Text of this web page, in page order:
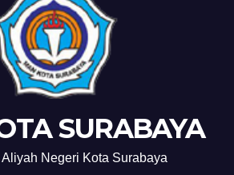
SURABAYA
Aliyah Negeri Kota Surabaya